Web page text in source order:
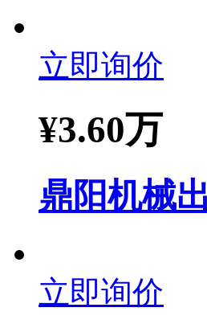
立即询价
¥3.60万
鼎阳机械
立即询价